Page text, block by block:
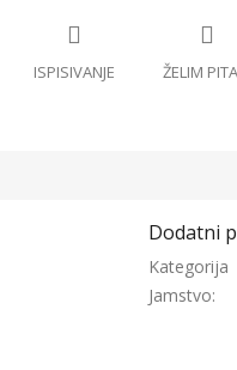
Jamstvo: